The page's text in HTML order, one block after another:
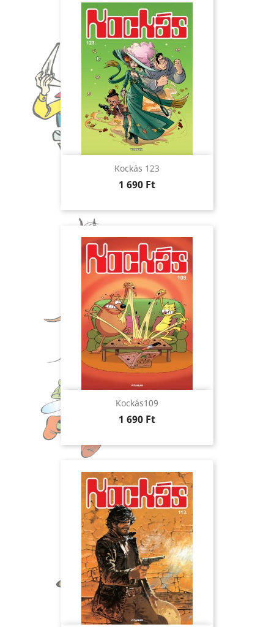
Kockás 123
Ár
1 690 Ft
Kockás109
Ár
1 690 Ft